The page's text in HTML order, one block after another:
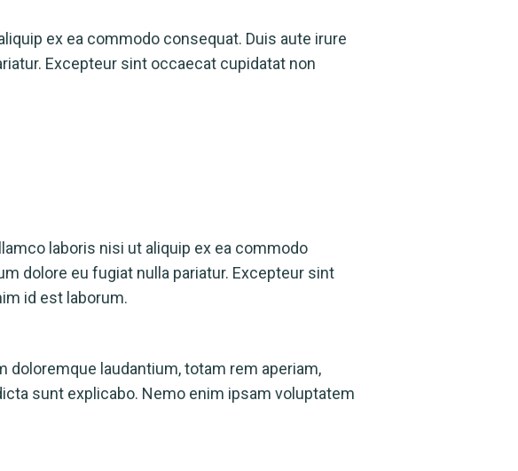
ex ea commodo consequat. Duis aute irure
Excepteur sint occaecat cupidatat non
laboris nisi ut aliquip ex ea commodo
dolore eu fugiat nulla pariatur. Excepteur sint
id est laborum.
laudantium, totam rem aperiam,
sunt explicabo. Nemo enim ipsam voluptatem